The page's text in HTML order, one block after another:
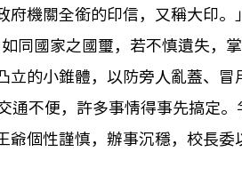
府機關全銜的印信，又稱大印。
同國家之國璽，若不慎遺失，
立的小錐體，以防旁人亂蓋、冒
通不便，許多事情得事先搞定。
爺個性謹慎，辦事沉穩，校長委